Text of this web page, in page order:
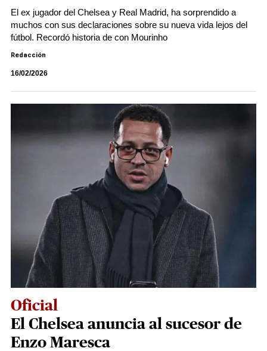
El ex jugador del Chelsea y Real Madrid, ha sorprendido a
muchos con sus declaraciones sobre su nueva vida lejos del
fútbol. Recordó historia de con Mourinho
Redacción
16/02/2026
Oficial
El Chelsea anuncia al sucesor de
Enzo Maresca